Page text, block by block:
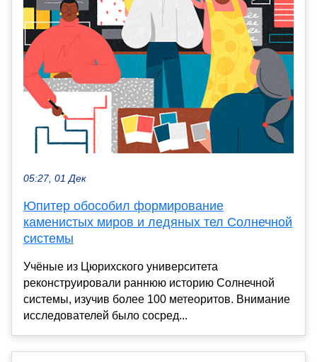
05:27, 01 Дек
Юпитер обособил формирование
каменистых миров и ледяных тел Солнечной
системы
Учёные из Цюрихского университета
реконструировали раннюю историю Солнечной
системы, изучив более 100 метеоритов. Внимание
исследователей было сосред...